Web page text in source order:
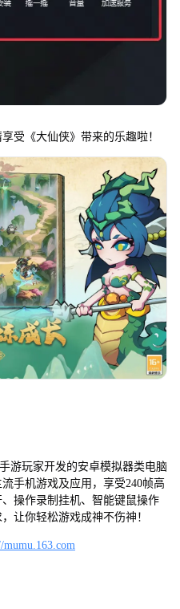
《大仙侠》带来的乐趣啦！
玩家开发的安卓模拟器类电脑
手机游戏及应用，享受240帧高
操作录制挂机、智能键鼠操作
让你轻松游戏成神不伤神！
mumu.163.com